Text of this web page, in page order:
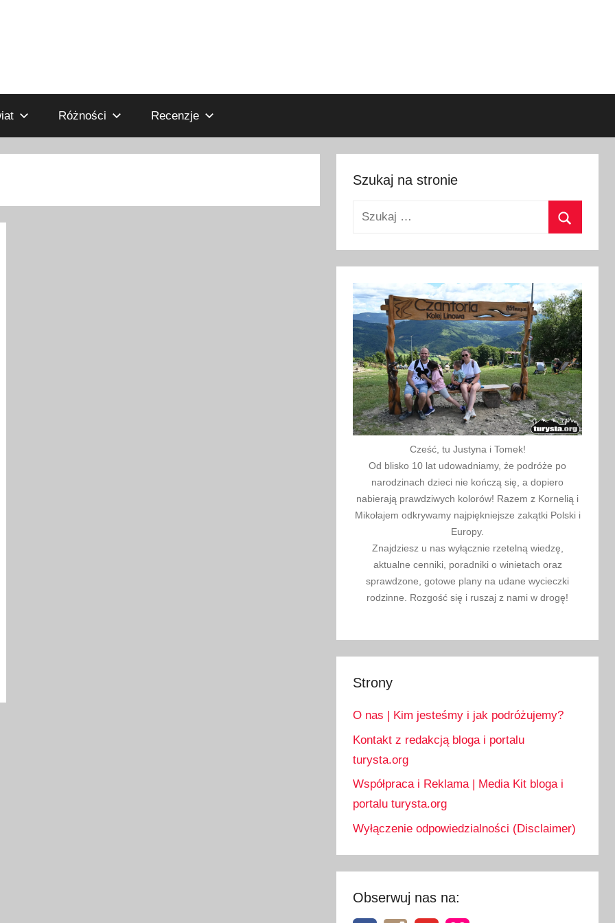
Różności Recenzje
Szukaj na stronie
Szukaj:
Cześć, tu Justyna i Tomek!
Od blisko 10 lat udowadniamy, że podróże po
narodzinach dzieci nie kończą się, a dopiero
nabierają prawdziwych kolorów! Razem z Kornelią i
Mikołajem odkrywamy najpiękniejsze zakątki Polski i
Europy.
Znajdziesz u nas wyłącznie rzetelną wiedzę,
aktualne cenniki, poradniki o winietach oraz
sprawdzone, gotowe plany na udane wycieczki
rodzinne. Rozgość się i ruszaj z nami w drogę!
Strony
O nas | Kim jesteśmy i jak podróżujemy?
Kontakt z redakcją bloga i portalu
turysta.org
Współpraca i Reklama | Media Kit bloga i
portalu turysta.org
Wyłączenie odpowiedzialności (Disclaimer)
Obserwuj nas na: